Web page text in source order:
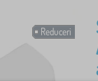
Reduceri